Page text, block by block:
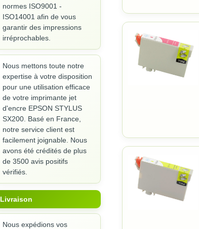
normes ISO9001 -
ISO14001 afin de vous
garantir des impressions
irréprochables.
Nous mettons toute notre
expertise à votre disposition
pour une utilisation efficace
de votre imprimante jet
d'encre EPSON STYLUS
SX200. Basé en France,
notre service client est
facilement joignable. Nous
avons été crédités de plus
de 3500 avis positifs
vérifiés.
Livraison
Nous expédions vos